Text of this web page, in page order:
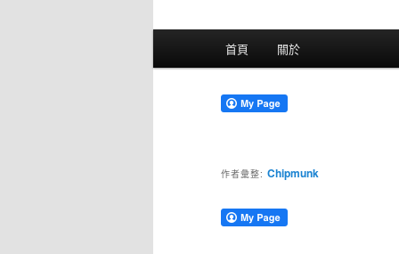
首頁 關於
作者彙整: Chipmunk